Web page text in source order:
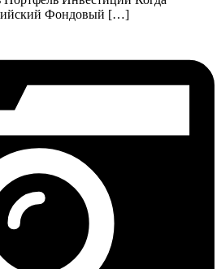
Фондовый […]